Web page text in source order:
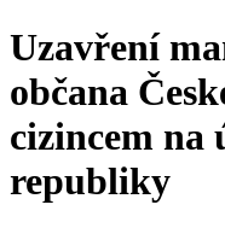
Uzavření
občana
cizincem na
republiky